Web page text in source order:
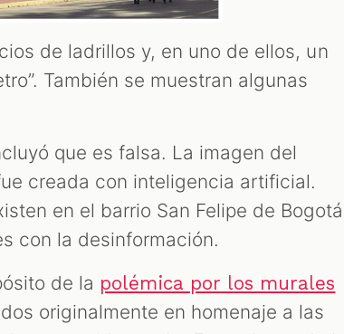
de ladrillos y, en uno de ellos, un
También se muestran algunas
que es falsa. La imagen del
creada con inteligencia artificial.
en el barrio San Felipe de
con la desinformación.
de la polémica por los murales
originalmente en homenaje a las